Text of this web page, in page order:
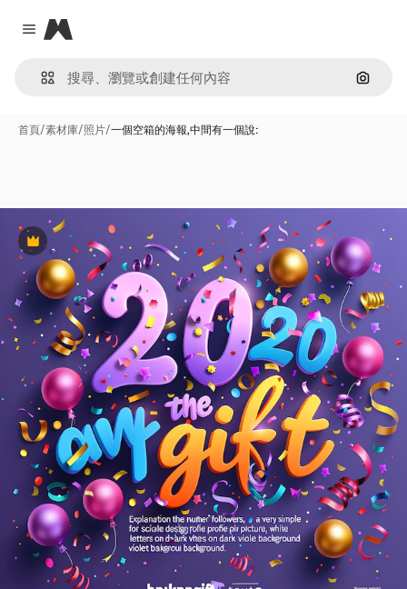
Close menu
Magnific
通過圖
首頁/素材庫/照片/一個空箱的海報,中間有一個說:
Premium